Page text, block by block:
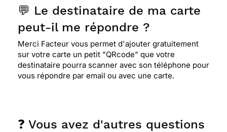
💬 Le destinataire de ma carte
peut-il me répondre ?
Merci Facteur vous permet d'ajouter gratuitement
sur votre carte un petit "QRcode" que votre
destinataire pourra scanner avec son téléphone pour
vous répondre par email ou avec une carte.
❓ Vous avez d'autres questions